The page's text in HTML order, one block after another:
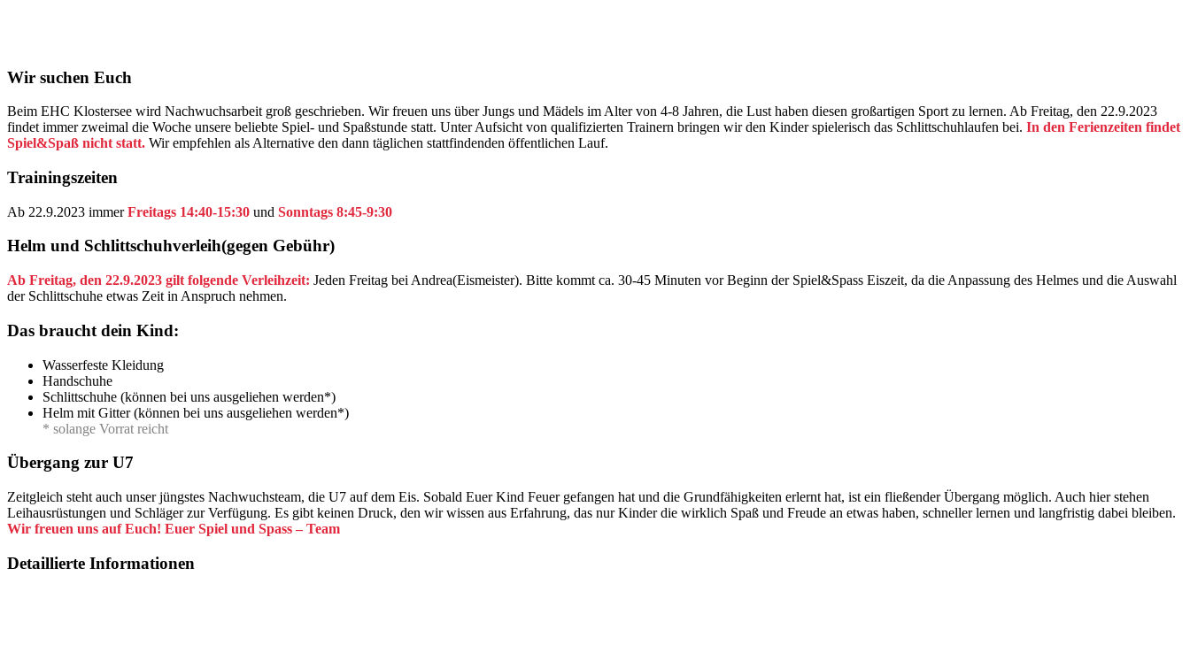
Wir suchen Euch
Beim EHC Klostersee wird Nachwuchsarbeit groß geschrieben. Wir freuen uns über Jungs und Mädels im Alter von 4-8 Jahren, die Lust haben diesen großartigen Sport zu lernen. Ab Freitag, den 22.9.2023
findet immer zweimal die Woche unsere beliebte Spiel- und Spaßstunde statt. Unter Aufsicht von qualifizierten Trainern bringen wir den Kinder spielerisch das Schlittschuhlaufen bei. In den Ferienzeiten findet
Spiel&Spaß nicht statt. Wir empfehlen als Alternative den dann täglichen stattfindenden öffentlichen Lauf.
Trainingszeiten
Ab 22.9.2023 immerFreitags 14:40-15:30 und Sonntags 8:45-9:30
Helm und Schlittschuhverleih(gegen Gebühr)
Ab Freitag, den 22.9.2023 gilt folgende Verleihzeit: Jeden Freitag bei Andrea(Eismeister). Bitte kommt ca. 30-45 Minuten vor Beginn der Spiel&Spass Eiszeit, da die Anpassung des Helmes und die Auswahl
der Schlittschuhe etwas Zeit in Anspruch nehmen.
Das braucht dein Kind:
Wasserfeste Kleidung
Handschuhe
Schlittschuhe (können bei uns ausgeliehen werden*)
Helm mit Gitter (können bei uns ausgeliehen werden*)
* solange Vorrat reicht
Übergang zur U7
Zeitgleich steht auch unser jüngstes Nachwuchsteam, die U7 auf dem Eis. Sobald Euer Kind Feuer gefangen hat und die Grundfähigkeiten erlernt hat, ist ein fließender Übergang möglich. Auch hier stehen
Leihausrüstungen und Schläger zur Verfügung. Es gibt keinen Druck, den wir wissen aus Erfahrung, das nur Kinder die wirklich Spaß und Freude an etwas haben, schneller lernen und langfristig dabei bleiben.
Wir freuen uns auf Euch! Euer Spiel und Spass – Team
Detaillierte Informationen